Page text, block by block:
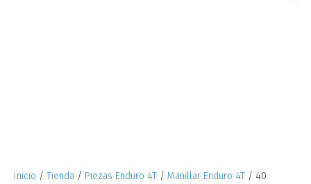
Inicio / Tienda / Piezas Enduro 4T / Manillar Enduro 4T / 40